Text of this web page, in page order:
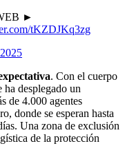
►
tKZDJKq3zg
. Con el cuerpo
desplegado un
de 4.000 agentes
donde se esperan hasta
Una zona de exclusión
de la protección